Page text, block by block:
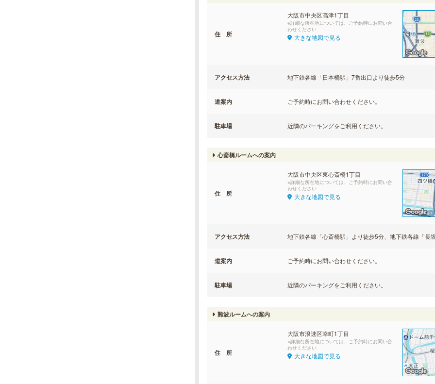
住 所
大阪市中央区高津1丁目
※詳細な所在地については、ご予約時にお問い合
わせください
大きな地図で見る
アクセス方法 地下鉄各線「日本橋駅」7番出口より徒歩5分
道案内 ご予約時にお問い合わせください。
駐車場 近隣のパーキングをご利用ください。
心斎橋ルームへの案内
住 所
大阪市中央区東心斎橋1丁目
※詳細な所在地については、ご予約時にお問い合
わせください
大きな地図で見る
アクセス方法 地下鉄各線「心斎橋駅」より徒歩5分、地下鉄各線「長
道案内 ご予約時にお問い合わせください。
駐車場 近隣のパーキングをご利用ください。
難波ルームへの案内
住 所
大阪市浪速区幸町1丁目
※詳細な所在地については、ご予約時にお問い合
わせください
大きな地図で見る